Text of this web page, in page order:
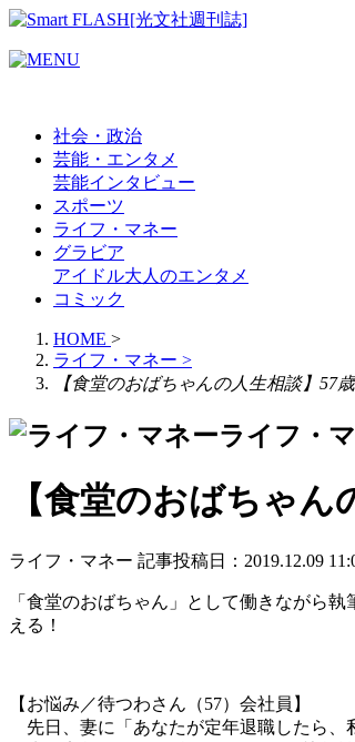
社会・政治
芸能・エンタメ
芸能インタビュー
スポーツ
ライフ・マネー
グラビア
アイドル大人のエンタメ
コミック
HOME >
ライフ・マネー >
【食堂のおばちゃんの人生相談】57
ライフ・
【食堂のおばちゃ
ライフ・マネー 記事投稿日：2019.12.09
「食堂のおばちゃん」として働きながら
える！
【お悩み／待つわさん（57）会社員】
先日、妻に「あなたが定年退職したら、